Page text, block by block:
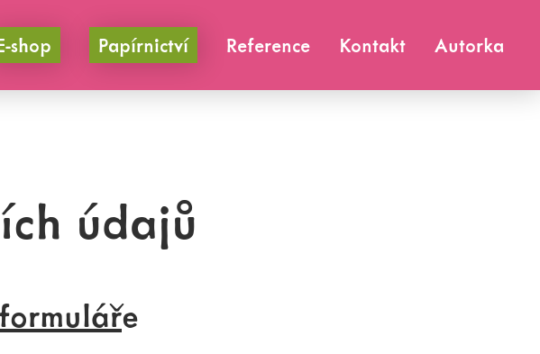
shop Papírnictví Reference Kontakt Autorka
údajů
formuláře